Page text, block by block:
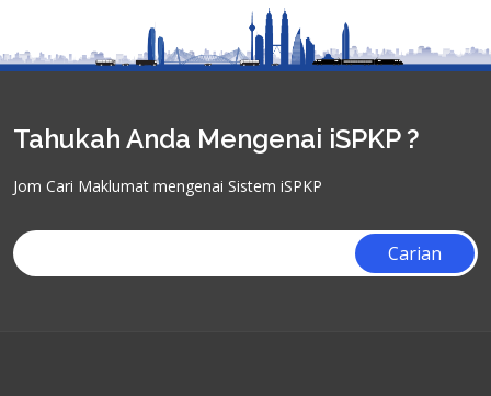
Tahukah Anda Mengenai iSPKP ?
Jom Cari Maklumat mengenai Sistem iSPKP